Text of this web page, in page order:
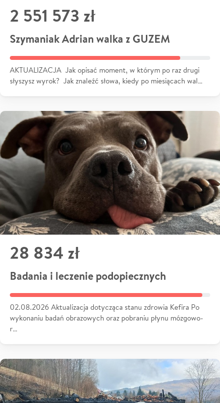
2 551 573 zł
Szymaniak Adrian walka z GUZEM
AKTUALIZACJA Jak opisać moment, w którym po raz drugi
słyszysz wyrok? Jak znaleźć słowa, kiedy po miesiącach wal…
28 834 zł
Badania i leczenie podopiecznych
02.08.2026 Aktualizacja dotycząca stanu zdrowia Kefira Po
wykonaniu badań obrazowych oraz pobraniu płynu mózgowo-
r…